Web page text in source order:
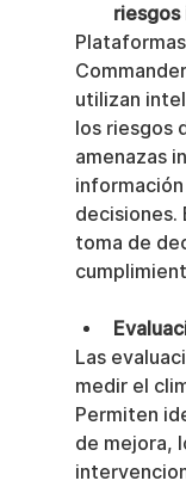
riesgos
utilizan
los riesgos
amenazas
decisiones.
toma de
Las
medir el
Permiten
de mejora,